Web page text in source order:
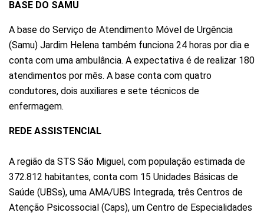
BASE DO SAMU
A base do Serviço de Atendimento Móvel de Urgência
(Samu) Jardim Helena também funciona 24 horas por dia e
conta com uma ambulância. A expectativa é de realizar 180
atendimentos por mês. A base conta com quatro
condutores, dois auxiliares e sete técnicos de
enfermagem.
REDE ASSISTENCIAL
A região da STS São Miguel, com população estimada de
372.812 habitantes, conta com 15 Unidades Básicas de
Saúde (UBSs), uma AMA/UBS Integrada, três Centros de
Atenção Psicossocial (Caps), um Centro de Especialidades